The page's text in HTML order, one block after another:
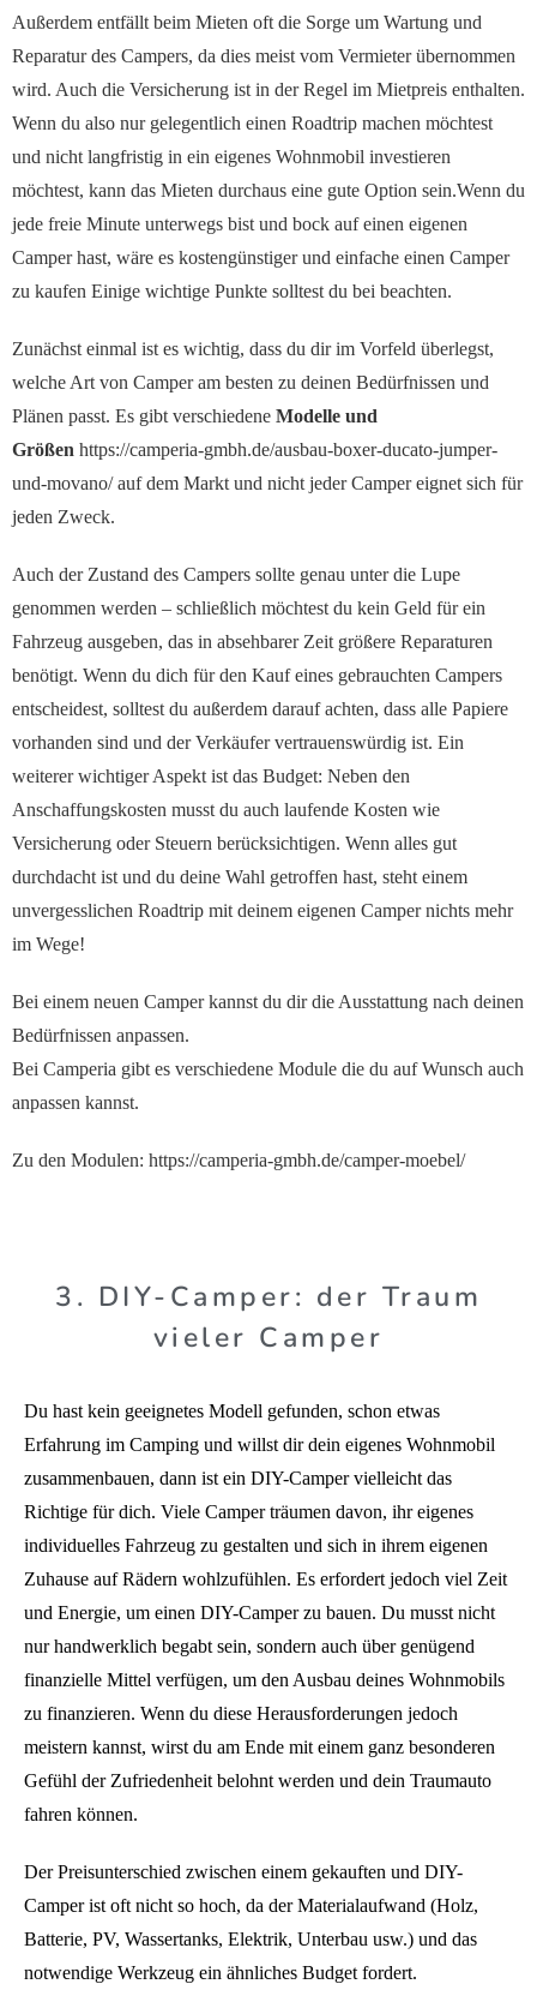
Außerdem entfällt beim Mieten oft die Sorge um Wartung und
Reparatur des Campers, da dies meist vom Vermieter übernommen
wird. Auch die Versicherung ist in der Regel im Mietpreis enthalten.
Wenn du also nur gelegentlich einen Roadtrip machen möchtest
und nicht langfristig in ein eigenes Wohnmobil investieren
möchtest, kann das Mieten durchaus eine gute Option sein.Wenn du
jede freie Minute unterwegs bist und bock auf einen eigenen
Camper hast, wäre es kostengünstiger und einfache einen Camper
zu kaufen Einige wichtige Punkte solltest du bei beachten.
Zunächst einmal ist es wichtig, dass du dir im Vorfeld überlegst,
welche Art von Camper am besten zu deinen Bedürfnissen und
Plänen passt. Es gibt verschiedene Modelle und
Größen https://camperia-gmbh.de/ausbau-boxer-ducato-jumper-
und-movano/auf dem Markt und nicht jeder Camper eignet sich für
jeden Zweck.
Auch der Zustand des Campers sollte genau unter die Lupe
genommen werden – schließlich möchtest du kein Geld für ein
Fahrzeug ausgeben, das in absehbarer Zeit größere Reparaturen
benötigt. Wenn du dich für den Kauf eines gebrauchten Campers
entscheidest, solltest du außerdem darauf achten, dass alle Papiere
vorhanden sind und der Verkäufer vertrauenswürdig ist. Ein
weiterer wichtiger Aspekt ist das Budget: Neben den
Anschaffungskosten musst du auch laufende Kosten wie
Versicherung oder Steuern berücksichtigen. Wenn alles gut
durchdacht ist und du deine Wahl getroffen hast, steht einem
unvergesslichen Roadtrip mit deinem eigenen Camper nichts mehr
im Wege!
Bei einem neuen Camper kannst du dir die Ausstattung nach deinen
Bedürfnissen anpassen.
Bei Camperia gibt es verschiedene Module die du auf Wunsch auch
anpassen kannst.
Zu den Modulen: https://camperia-gmbh.de/camper-moebel/
3. DIY-Camper: der Traum
vieler Camper
Du hast kein geeignetes Modell gefunden, schon etwas
Erfahrung im Camping und willst dir dein eigenes Wohnmobil
zusammenbauen, dann ist ein DIY-Camper vielleicht das
Richtige für dich. Viele Camper träumen davon, ihr eigenes
individuelles Fahrzeug zu gestalten und sich in ihrem eigenen
Zuhause auf Rädern wohlzufühlen. Es erfordert jedoch viel Zeit
und Energie, um einen DIY-Camper zu bauen. Du musst nicht
nur handwerklich begabt sein, sondern auch über genügend
finanzielle Mittel verfügen, um den Ausbau deines Wohnmobils
zu finanzieren. Wenn du diese Herausforderungen jedoch
meistern kannst, wirst du am Ende mit einem ganz besonderen
Gefühl der Zufriedenheit belohnt werden und dein Traumauto
fahren können.
Der Preisunterschied zwischen einem gekauften und DIY-
Camper ist oft nicht so hoch, da der Materialaufwand (Holz,
Batterie, PV, Wassertanks, Elektrik, Unterbau usw.) und das
notwendige Werkzeug ein ähnliches Budget fordert.